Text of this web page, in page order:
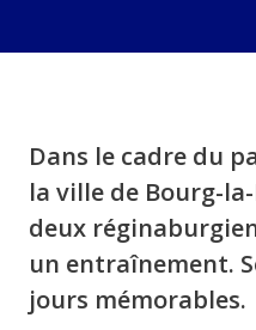
Dans le cadre du
la ville de Bourg-la-
deux
un entraînement.
jours mémorables.